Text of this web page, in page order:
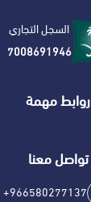
السجل التجاري
7008691946
روابط مهمة
تواصل معنا
+966580277137